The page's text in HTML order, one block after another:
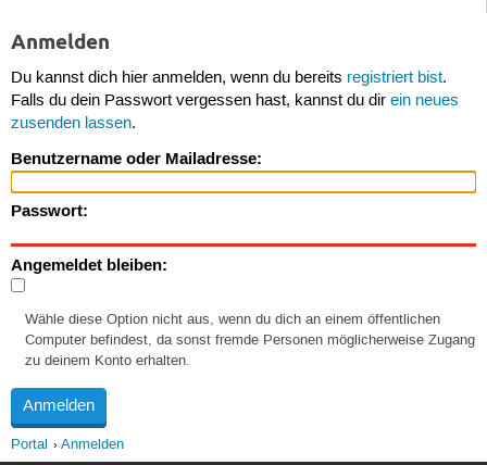
Anmelden
Du kannst dich hier anmelden, wenn du bereits registriert bist.
Falls du dein Passwort vergessen hast, kannst du dir ein neues
zusenden lassen.
Benutzername oder Mailadresse:
Passwort:
Angemeldet bleiben:
Wähle diese Option nicht aus, wenn du dich an einem öffentlichen
Computer befindest, da sonst fremde Personen möglicherweise Zugang
zu deinem Konto erhalten.
Portal Anmelden